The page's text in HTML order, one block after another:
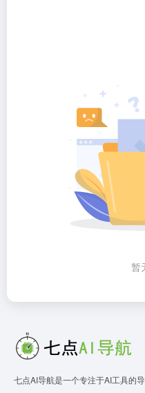
暂
七点AI导航是一个专注于AI工具的